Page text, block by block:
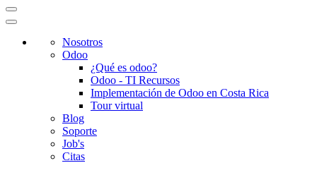
Nosotros
Odoo
¿Qué es odoo?
Odoo - TI Recursos
Implementación de Odoo en Costa Rica
Tour virtual
Blog
Soporte
Job's
Citas